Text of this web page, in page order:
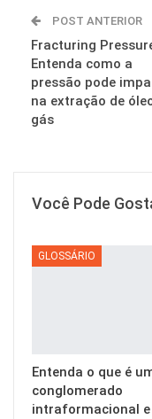
POST ANTERIOR
Fracturing
Entenda como a
pressão pode
na extração de
gás
Você Pode
GLOSSÁRIO
Entenda o que é
conglomerado
intraformacional e